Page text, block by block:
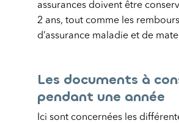
assurances doivent être
2 ans, tout comme les
d’assurance maladie et de
Les documents à
pendant une année
Ici sont concernées les